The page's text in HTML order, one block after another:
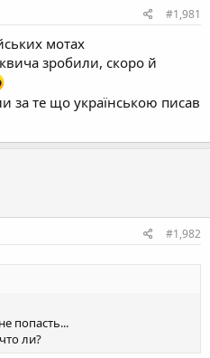
#1,981
мотах
зробили, скоро й
те що українською писав
#1,982
попасть...
ли?